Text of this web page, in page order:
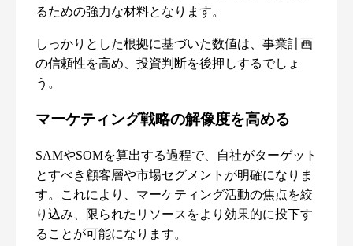
るための強力な材料となります。
しっかりとした根拠に基づいた数値は、事業計画
の信頼性を高め、投資判断を後押しするでしょ
う。
マーケティング戦略の解像度を高める
SAMやSOMを算出する過程で、自社がターゲット
とすべき顧客層や市場セグメントが明確になりま
す。これにより、マーケティング活動の焦点を絞
り込み、限られたリソースをより効果的に投下す
ることが可能になります。